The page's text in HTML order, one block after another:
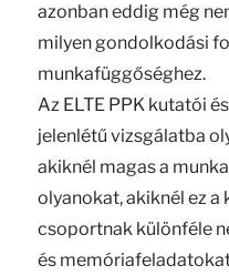
azonban eddig még
milyen gondolkodási
munkafüggőséghez.
Az ELTE PPK kutatói
jelenlétű vizsgálatba
akiknél magas a
olyanokat, akiknél ez a
csoportnak különféle
és